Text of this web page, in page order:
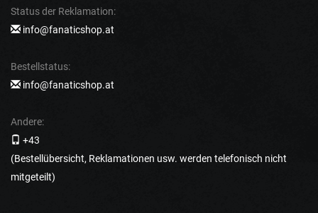
Status der Reklamation:
info@fanaticshop.at
Bestellstatus:
info@fanaticshop.at
Andere:
+43
(Bestellübersicht, Reklamationen usw. werden telefonisch nicht
mitgeteilt)